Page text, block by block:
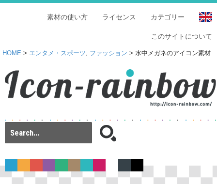
カテゴリー
ライセンス
素材の使い方
このサイトについて
HOME > エンタメ・スポーツ, ファッション > 水中メガネのアイコン素材